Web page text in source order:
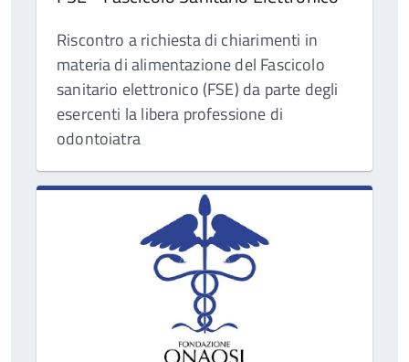
Riscontro a richiesta di chiarimenti in
materia di alimentazione del Fascicolo
sanitario elettronico (FSE) da parte degli
esercenti la libera professione di
odontoiatra